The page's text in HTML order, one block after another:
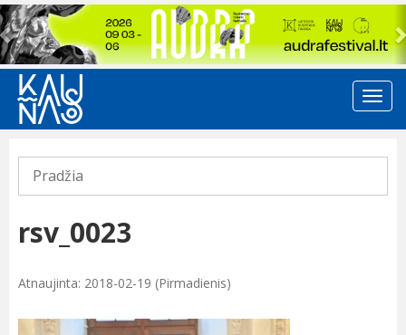
Previous
Pradžia
rsv_0023
Atnaujinta: 2018-02-19 (Pirmadienis)